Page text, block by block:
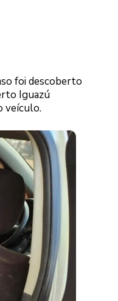
foi descoberto
Iguazú
veículo.